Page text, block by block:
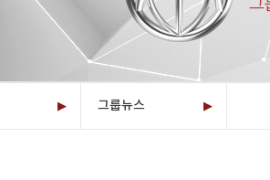
▶ 오텍그룹소개
그룹뉴스 ▶